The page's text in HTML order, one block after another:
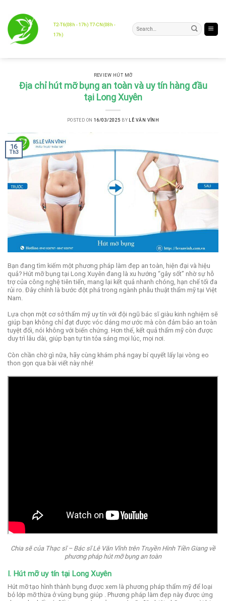
content
T2-T6(08h - 17h) T7-CN(08h -
17h)
REVIEW HÚT MỠ
Địa chỉ hút mỡ bụng an toàn và uy tín hàng đầu
tại Long Xuyên
POSTED ON16/03/2025 BY LÊ VĂN VĨNH
16
Th3
Bạn đang tìm kiếm một phương pháp làm đẹp an toàn, hiện đại và hiệu
quả? Hút mỡ bụng tại Long Xuyên đang là xu hướng “gây sốt” nhờ sự hỗ
trợ của công nghệ tiên tiến, mang lại kết quả nhanh chóng, hạn chế tối đa
rủi ro. Đây chính là bước đột phá trong ngành phẫu thuật thẩm mỹ tại Việt
Nam.
Lựa chọn một cơ sở thẩm mỹ uy tín với đội ngũ bác sĩ giàu kinh nghiệm sẽ
giúp bạn không chỉ đạt được vóc dáng mơ ước mà còn đảm bảo an toàn
tuyệt đối, nói không với biến chứng. Hơn thế, kết quả thẩm mỹ còn được
duy trì lâu dài, giúp bạn tự tin tỏa sáng mọi lúc, mọi nơi.
Còn chần chờ gì nữa, hãy cùng khám phá ngay bí quyết lấy lại vòng eo
thon gọn qua bài viết này nhé!
Chia sẽ của Thạc sĩ – Bác sĩ Lê Văn Vĩnh trên Truyền Hình Tiền Giang về
phương pháp hút mỡ bụng an toàn
I. Hút mỡ uy tín tại Long Xuyên
Hút mỡ tạo hình thành bụng được xem là phương pháp thẩm mỹ để loại
bỏ lớp mỡ thừa ở vùng bụng giúp . Phương pháp làm đẹp này được ứng